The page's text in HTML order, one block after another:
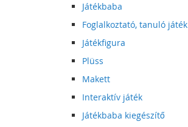
Játékbaba
Foglalkoztató, tanuló játék
Játékfigura
Plüss
Makett
Interaktív játék
Játékbaba kiegészítő